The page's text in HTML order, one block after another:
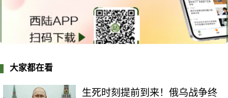
大家都在看
生死时刻提前到来！俄乌战争终